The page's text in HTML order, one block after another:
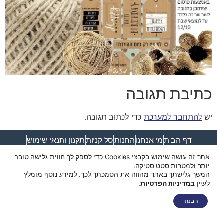
כתיבת תגובה
יש להתחבר למערכת כדי לכתוב תגובה.
דף הביתמי אנחנו החנותסל קניותתקנון ותנאי שימוש
אתר זה עושה שימוש בקבצי Cookies כדי לספק לך חווית גלישה טובה
יותר ולמטרות סטטיסטיקה.
המשך גלישתך באתר מהווה את הסמכתך לכך. למידע נוסף מומלץ
לעיין במדיניות הפרטיות.
הבנתי